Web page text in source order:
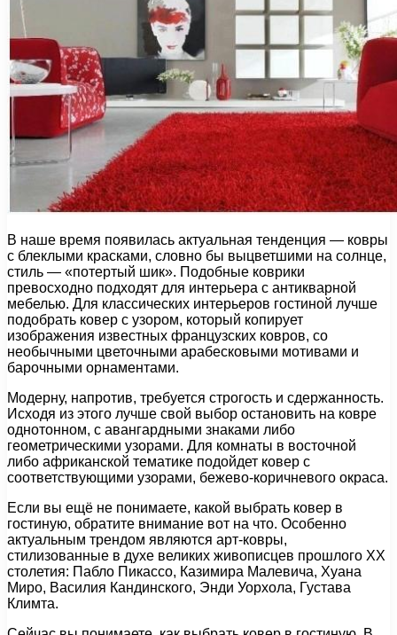
В наше время появилась актуальная тенденция — ковры
с блеклыми красками, словно бы выцветшими на солнце,
стиль — «потертый шик». Подобные коврики
превосходно подходят для интерьера с антикварной
мебелью. Для классических интерьеров гостиной лучше
подобрать ковер с узором, который копирует
изображения известных французских ковров, со
необычными цветочными арабесковыми мотивами и
барочными орнаментами.
Модерну, напротив, требуется строгость и сдержанность.
Исходя из этого лучше свой выбор остановить на ковре
однотонном, с авангардными знаками либо
геометрическими узорами. Для комнаты в восточной
либо африканской тематике подойдет ковер с
соответствующими узорами, бежево-коричневого окраса.
Если вы ещё не понимаете, какой выбрать ковер в
гостиную, обратите внимание вот на что. Особенно
актуальным трендом являются арт-ковры,
стилизованные в духе великих живописцев прошлого XX
столетия: Пабло Пикассо, Казимира Малевича, Хуана
Миро, Василия Кандинского, Энди Уорхола, Густава
Климта.